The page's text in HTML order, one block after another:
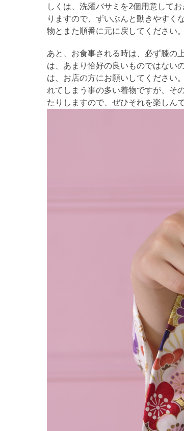
しくは、洗濯バサミを2個用意して
りますので、ずいぶんと動きやすく
物とまた順番に元に戻してください
あと、お食事される時は、必ず膝の
は、あまり恰好の良いものではない
は、お店の方にお願いしてください
れてしまう事の多い着物ですが、そ
たりしますので、ぜひそれを楽しん